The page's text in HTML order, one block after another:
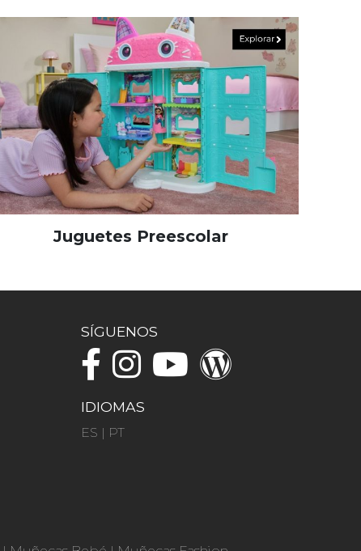
Juguetes Preescolar
SÍGUENOS
IDIOMAS
ES | PT